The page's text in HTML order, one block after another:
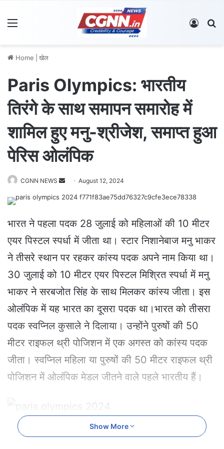
Log In
Home खेल
Paris Olympics: भारतीय
तिरंगे के साथ समापन समारोह में
शामिल हुए मनु-श्रीजेश, समाप्त हुआ
पेरिस ओलंपिक
CGNN NEWS
e
a
n
e
a
i
August 12, 2024
भारत ने पहला पदक 28 जुलाई को महिलाओं की 10 मीटर
एयर पिस्टल स्पर्धा में जीता था। स्टार निशानेबाज मनु भाकर
ने तीसरे स्थान पर रहकर कांस्य पदक अपने नाम किया था।
30 जुलाई को 10 मीटर एयर पिस्टल मिश्रित स्पर्धा में मनु
भाकर ने सरबजोत सिंह के साथ मिलकर कांस्य जीता। इस
ओलंपिक में यह भारत का दूसरा पदक था।भारत को तीसरा
पदक स्वप्निल कुसाले ने दिलाया। उन्होंने पुरुषों की 50
मीटर राइफल थ्री पोजिशन में एक अगस्त को कांस्य पदक
जीता। स्वप्निल महिला या पुरुषों की 50 मीटर राइफल थ्री
पोजिशन में ओलंपिक मेडल जीतने वाले पहले भारतीय हैं।
Show More